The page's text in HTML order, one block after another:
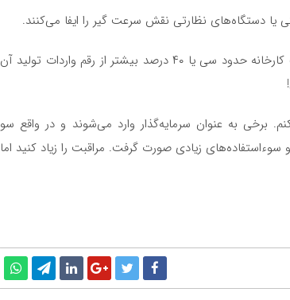
دستگاه‌های نظارتی نقش سرعت گیر را ایفا می‌کنند.
– انسان شرمنده می‌شود وقتی می‌شنود رقم مالی واردات یک کارخانه حدود سی یا ۴۰ درصد بیشتر از رقم واردات تولید آن
برخی به عنوان سرمایه‌گذار وارد می‌شوند و در واقع سو
زیادی صورت گرفت. مراقبت را زیاد کنید اما